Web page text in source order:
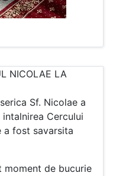
NICOLAE LA
Sf. Nicolae a
Cercului
a fost savarsita
moment de bucurie